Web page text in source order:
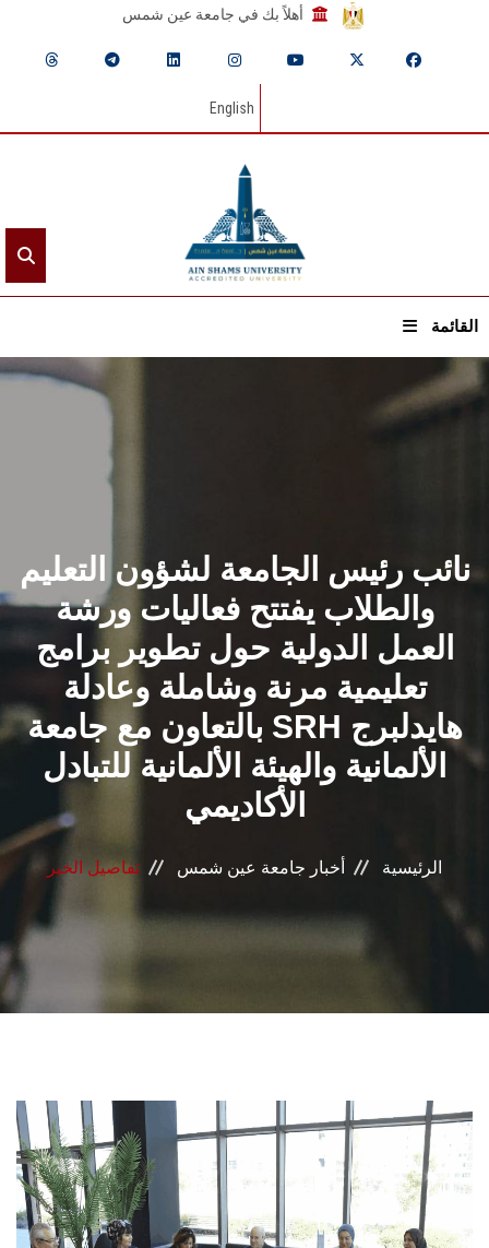
أهلاً بك في جامعة عين شمس
English
القائمة
الرئيسيـة
الشئون الأكاديمية
البحث العلمي
الرعاية الصحية
المراكز والوحدات
الأنظمة الذكية
الإعلام
تواصل معنا
الطلاب
الدراسات العليا
الخريجين
الموظفون
نائب رئيس الجامعة لشؤون التعليم
والطلاب يفتتح فعاليات ورشة
العمل الدولية حول تطوير برامج
تعليمية مرنة وشاملة وعادلة
بالتعاون مع جامعة SRH هايدلبرج
الألمانية والهيئة الألمانية للتبادل
الأكاديمي
الرئيسية أخبار جامعة عين شمس تفاصيل الخبر